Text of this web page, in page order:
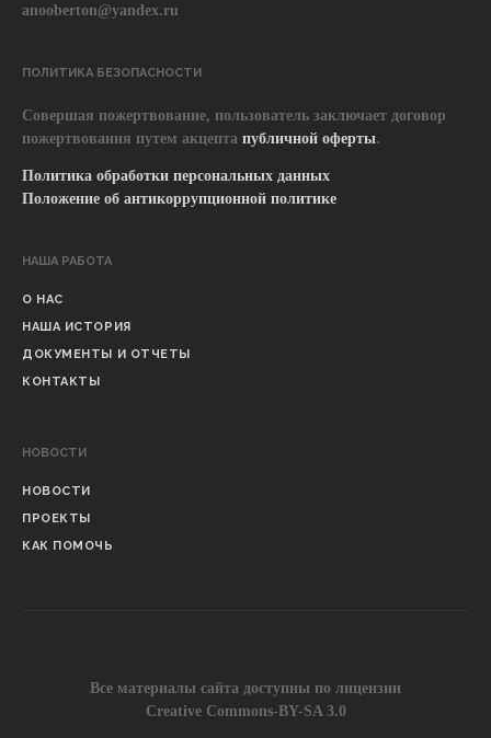
anooberton@yandex.ru
НАША РАБОТА
О НАС
НАША ИСТОРИЯ
ДОКУМЕНТЫ И ОТЧЕТЫ
КОНТАКТЫ
НОВОСТИ
НОВОСТИ
ПРОЕКТЫ
КАК ПОМОЧЬ
ПОЛИТИКА БЕЗОПАСНОСТИ
Совершая пожертвование, пользователь заключает договор
пожертвования путем акцепта публичной оферты.
Политика обработки персональных данных
Положение об антикоррупционной политике
Все материалы сайта доступны по лицензии
Creative Commons-BY-SA 3.0